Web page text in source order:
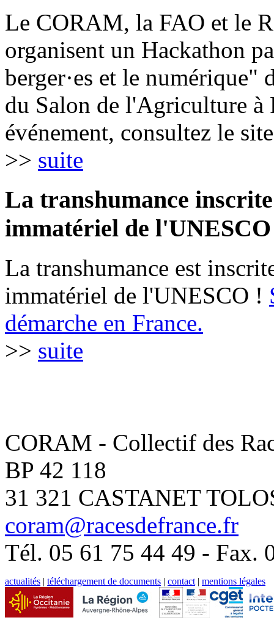
Le CORAM, la FAO et le
organisent un Hackathon
berger·es et le
du Salon de l'Agriculture à
événement, consultez le
>> suite
La transhumance
immatériel de l'UNESCO
La transhumance est
immatériel de l'UNESCO !
démarche en France.
>> suite
CORAM - Collectif des
BP 42 118
31 321 CASTANET
coram@racesdefrance.fr
Tél. 05 61 75 44 49 - Fax.
actualités | téléchargement de documents | contact | mentions légales